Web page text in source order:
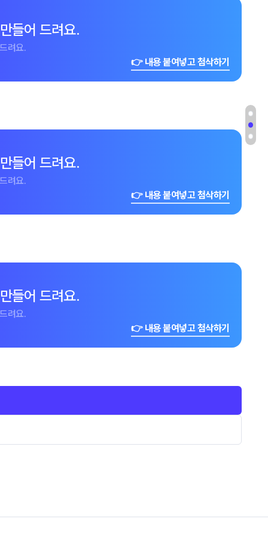
들어 드려요.
려요.
👉 내용 붙여넣고 첨삭하기
들어 드려요.
려요.
👉 내용 붙여넣고 첨삭하기
들어 드려요.
려요.
👉 내용 붙여넣고 첨삭하기